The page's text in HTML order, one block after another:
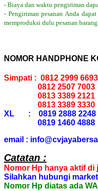
- Biaya dan waktu pengiriman
- Pengiriman pesanan Anda
memproduksi dulu pesanan barang
NOMOR HANDPHONE
Simpati : 0812 2999 6693
0812 2507 7003
0813 3389 2121
0813 3389 3330
XL : 0819 2888 2248
0819 1460 4888
email :
Catatan :
Nomor Hp hanya aktif di
Silahkan hubungi
Nomor Hp diatas ada